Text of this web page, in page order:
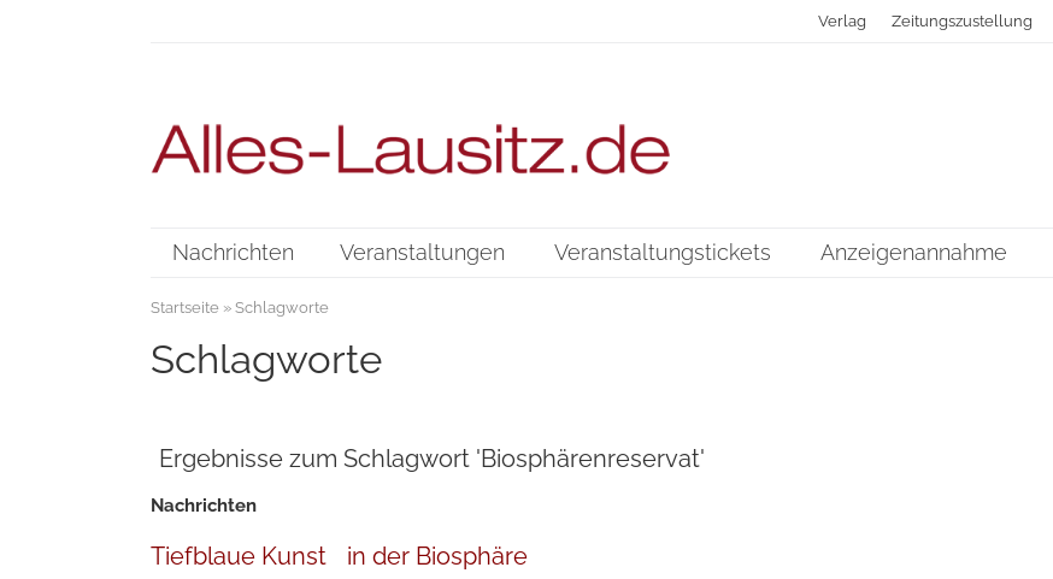
Verlag Zeitungszustellung
Nachrichten Veranstaltungen Veranstaltungstickets Anzeigenannahme
Startseite» Schlagworte
Schlagworte
Ergebnisse zum Schlagwort 'Biosphärenreservat'
Nachrichten
Tiefblaue Kunst in der Biosphäre